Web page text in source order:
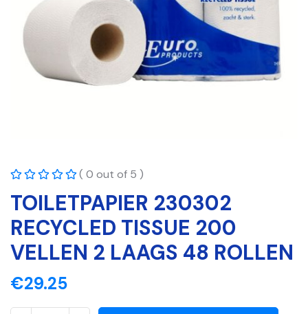
( 0 out of 5 )
TOILETPAPIER 230302
RECYCLED TISSUE 200
VELLEN 2 LAAGS 48 ROLLEN
€29.25